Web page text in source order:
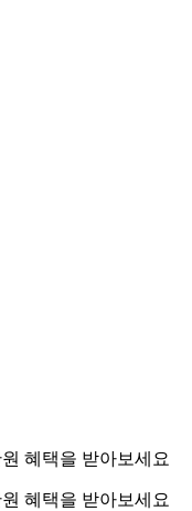
혜택을 받아보세요
혜택을 받아보세요